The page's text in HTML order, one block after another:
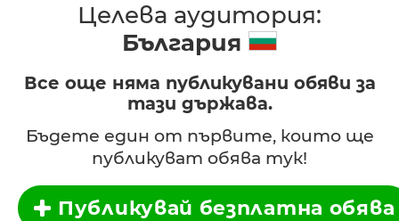
Целева аудитория:
България
Все още няма публикувани обяви за
тази държава.
Бъдете един от първите, които ще
публикуват обява тук!
Публикувай безплатна обява